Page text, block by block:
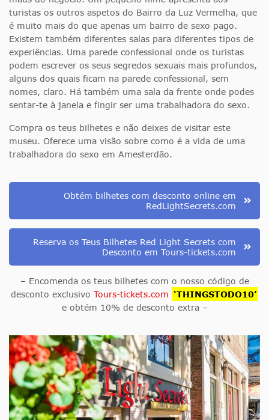
turistas os outros aspetos do Bairro da Luz Vermelha, que
é muito mais do que apenas um bairro de sexo pago.
Existem também diferentes salas para diferentes tipos de
experiências. Uma parede confessional onde os turistas
podem escrever os seus segredos sexuais mais profundos,
alguns dos quais ficam na parede confessional, sem
nomes, claro. Há também uma sala da frente onde podes
sentar-te à janela e fingir ser uma trabalhadora do sexo.
Compra os teus bilhetes e não deixes de visitar este
museu. Oferece uma visão sobre como é a vida de uma
trabalhadora do sexo em Amesterdão.
Obtém bilhetes com desconto online em
RedLightSecrets.com
Reserva os Teus Bilhetes Red Light Secrets com
Desconto em Tours-tickets.com
– Encomenda os teus bilhetes com o nosso código de
desconto exclusivo Tours-tickets.com ‘THINGSTODO10’
e obtém 10% de desconto extra –